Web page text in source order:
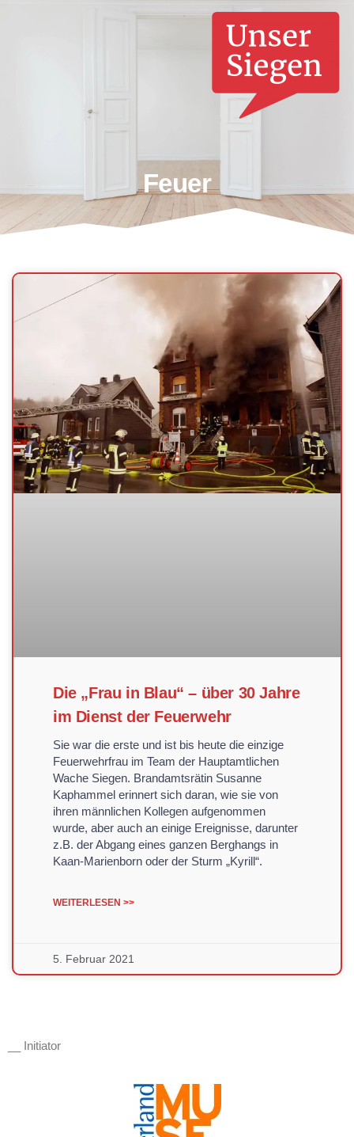
Feuer
Die „Frau in Blau“ – über 30 Jahre
im Dienst der Feuerwehr
Sie war die erste und ist bis heute die einzige
Feuerwehrfrau im Team der Hauptamtlichen
Wache Siegen. Brandamtsrätin Susanne
Kaphammel erinnert sich daran, wie sie von
ihren männlichen Kollegen aufgenommen
wurde, aber auch an einige Ereignisse, darunter
z.B. der Abgang eines ganzen Berghangs in
Kaan-Marienborn oder der Sturm „Kyrill“.
WEITERLESEN >>
5. Februar 2021
__ Initiator